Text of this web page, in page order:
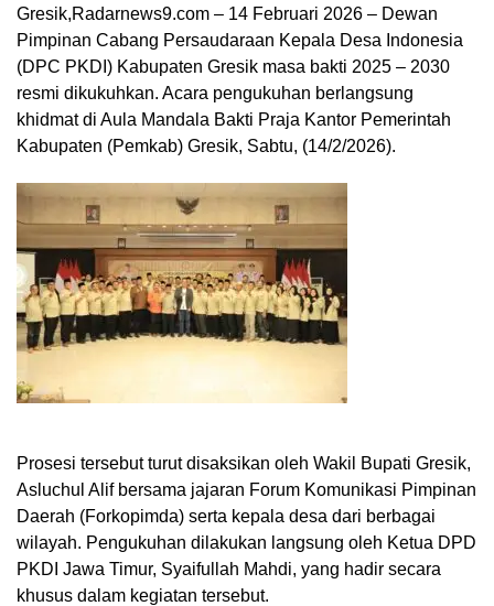
Gresik,Radarnews9.com – 14 Februari 2026 – Dewan
Pimpinan Cabang Persaudaraan Kepala Desa Indonesia
(DPC PKDI) Kabupaten Gresik masa bakti 2025 – 2030
resmi dikukuhkan. Acara pengukuhan berlangsung
khidmat di Aula Mandala Bakti Praja Kantor Pemerintah
Kabupaten (Pemkab) Gresik, Sabtu, (14/2/2026).
Prosesi tersebut turut disaksikan oleh Wakil Bupati Gresik,
Asluchul Alif bersama jajaran Forum Komunikasi Pimpinan
Daerah (Forkopimda) serta kepala desa dari berbagai
wilayah. Pengukuhan dilakukan langsung oleh Ketua DPD
PKDI Jawa Timur, Syaifullah Mahdi, yang hadir secara
khusus dalam kegiatan tersebut.